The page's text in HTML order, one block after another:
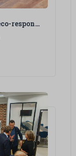
Victoires / Le Brunch Healthy eco-responsable